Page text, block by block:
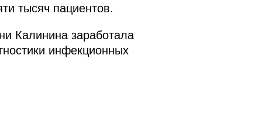
тысяч пациентов.
Калинина заработала
инфекционных